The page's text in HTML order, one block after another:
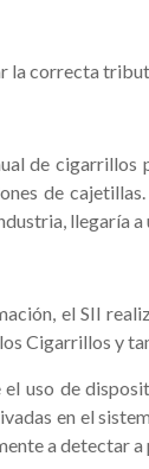
la correcta
de
de
llegaría a
el SII
Cigarrillos y
el uso de
en el
a detectar a